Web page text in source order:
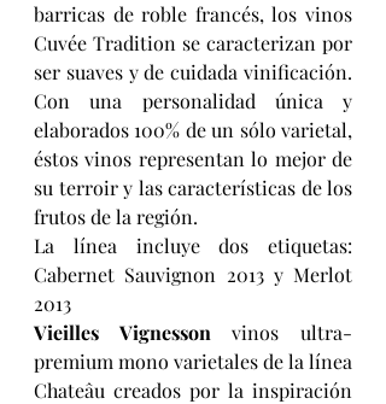
barricas de roble francés, los vinos
Cuvée Tradition se caracterizan por
ser suaves y de cuidada vinificación.
Con una personalidad única y
elaborados 100% de un sólo varietal,
éstos vinos representan lo mejor de
su terroir y las características de los
frutos de la región.
La línea incluye dos etiquetas:
Cabernet Sauvignon 2013 y Merlot
2013
Vieilles Vignesson vinos ultra-
premium mono varietales de la línea
Chateâu creados por la inspiración